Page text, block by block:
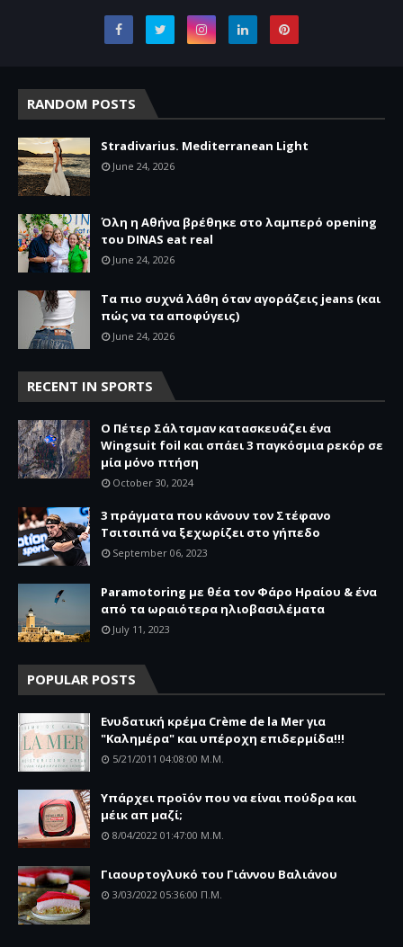
RANDOM POSTS
Stradivarius. Mediterranean Light
June 24, 2026
Όλη η Αθήνα βρέθηκε στο λαμπερό opening
του DINAS eat real
June 24, 2026
Τα πιο συχνά λάθη όταν αγοράζεις jeans (και
πώς να τα αποφύγεις)
June 24, 2026
RECENT IN SPORTS
O Πέτερ Σάλτσμαν κατασκευάζει ένα
Wingsuit foil και σπάει 3 παγκόσμια ρεκόρ σε
μία μόνο πτήση
October 30, 2024
3 πράγματα που κάνουν τον Στέφανο
Τσιτσιπά να ξεχωρίζει στο γήπεδο
September 06, 2023
Paramotoring με θέα τον Φάρο Ηραίου & ένα
από τα ωραιότερα ηλιοβασιλέματα
July 11, 2023
POPULAR POSTS
Ενυδατική κρέμα Crème de la Mer για
"Καλημέρα" και υπέροχη επιδερμίδα!!!
5/21/2011 04:08:00 Μ.μ.
Υπάρχει προϊόν που να είναι πούδρα και
μέικ απ μαζί;
8/04/2022 01:47:00 Μ.μ.
Γιαουρτογλυκό του Γιάννου Βαλιάνου
3/03/2022 05:36:00 Π.μ.